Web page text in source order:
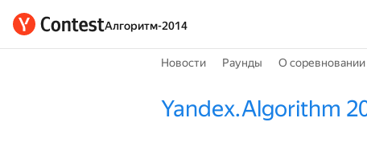
Алгоритм-2014
Новости Раунды О соревновании
Yandex.Algorithm